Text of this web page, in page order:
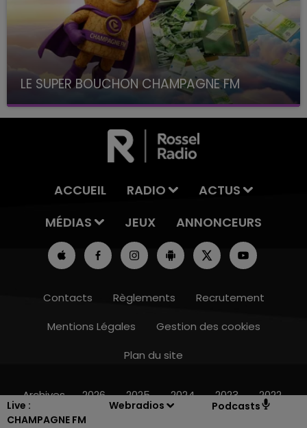
Live :
CHAMPAGNE FM
Webradios Podcasts
16h00 - 20h00
LE SUPER BOUCHON CHAMPAGNE FM
avec La Famille Champagne FM, à 8H10
ACCUEIL RADIO
ACTUS
MÉDIAS
JEUX ANNONCEURS
Contacts Règlements
Recrutement
Mentions Légales
Gestion des cookies
Plan du site
Archives 2026 2025 2024 2023 2022